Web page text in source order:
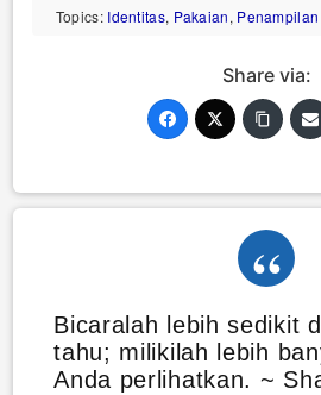
Topics: Identitas, Pakaian, Penampilan
Share via:
Bicaralah lebih sedikit
tahu; milikilah lebih
Anda perlihatkan. ~